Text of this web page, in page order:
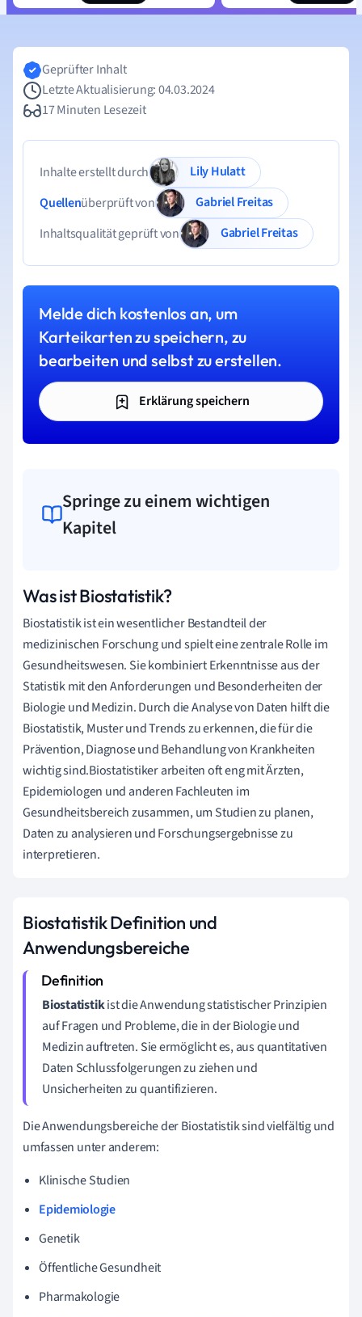
Geprüfter Inhalt
Letzte Aktualisierung: 04.03.2024
17 Minuten Lesezeit
Inhalte erstellt durch
Lily Hulatt
Quellenüberprüft von
Gabriel Freitas
Inhaltsqualität geprüft von
Gabriel Freitas
Melde dich kostenlos an, um
Karteikarten zu speichern, zu
bearbeiten und selbst zu erstellen.
Erklärung speichern
Springe zu einem wichtigen
Kapitel
Was ist Biostatistik?
Biostatistik ist ein wesentlicher Bestandteil der
medizinischen Forschung und spielt eine zentrale Rolle im
Gesundheitswesen. Sie kombiniert Erkenntnisse aus der
Statistik mit den Anforderungen und Besonderheiten der
Biologie und Medizin. Durch die Analyse von Daten hilft die
Biostatistik, Muster und Trends zu erkennen, die für die
Prävention, Diagnose und Behandlung von Krankheiten
wichtig sind.Biostatistiker arbeiten oft eng mit Ärzten,
Epidemiologen und anderen Fachleuten im
Gesundheitsbereich zusammen, um Studien zu planen,
Daten zu analysieren und Forschungsergebnisse zu
interpretieren.
Biostatistik Definition und
Anwendungsbereiche
Biostatistikist die Anwendung statistischer Prinzipien
auf Fragen und Probleme, die in der Biologie und
Medizin auftreten. Sie ermöglicht es, aus quantitativen
Daten Schlussfolgerungen zu ziehen und
Unsicherheiten zu quantifizieren.
Die Anwendungsbereiche der Biostatistik sind vielfältig und
umfassen unter anderem:
Klinische Studien
Epidemiologie
Genetik
Öffentliche Gesundheit
Pharmakologie